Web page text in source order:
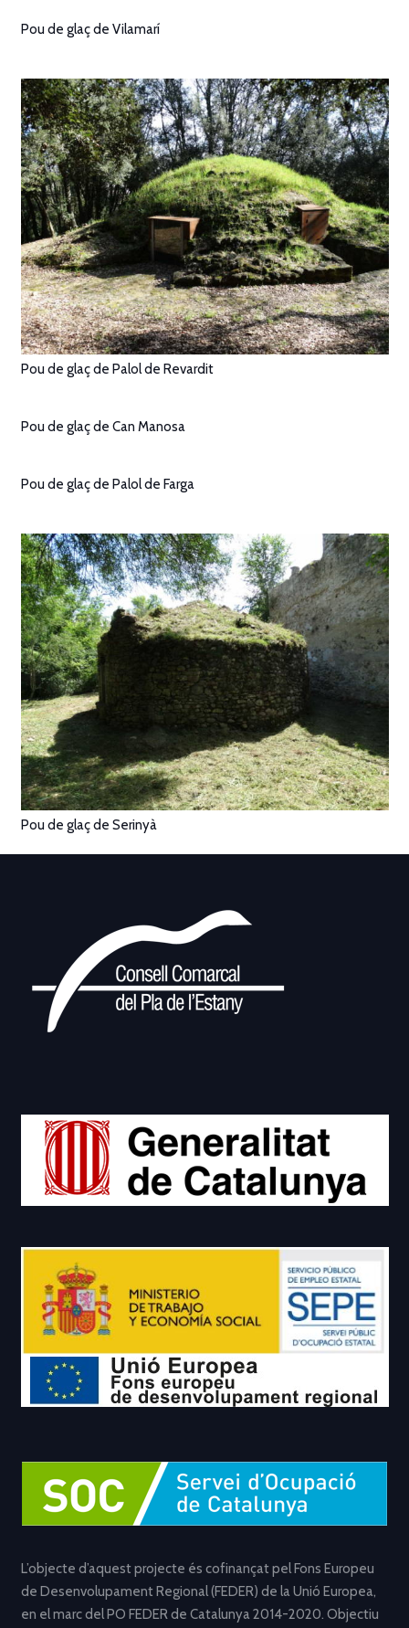
Pou de glaç de Vilamarí
Pou de glaç de Palol de Revardit
Pou de glaç de Can Manosa
Pou de glaç de Palol de Farga
Pou de glaç de Serinyà
L’objecte d’aquest projecte és cofinançat pel Fons Europeu
de Desenvolupament Regional (FEDER) de la Unió Europea,
en el marc del PO FEDER de Catalunya 2014-2020. Objectiu